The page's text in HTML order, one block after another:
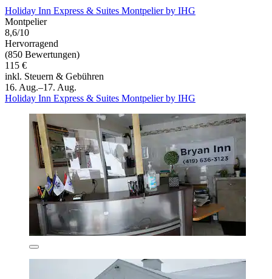
Holiday Inn Express & Suites Montpelier by IHG
Montpelier
8,6/10
Hervorragend
(850 Bewertungen)
115 €
inkl. Steuern & Gebühren
16. Aug.–17. Aug.
Holiday Inn Express & Suites Montpelier by IHG